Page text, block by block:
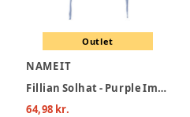
Outlet
NAME IT
Fillian Solhat - Purple Impression
64,98 kr.